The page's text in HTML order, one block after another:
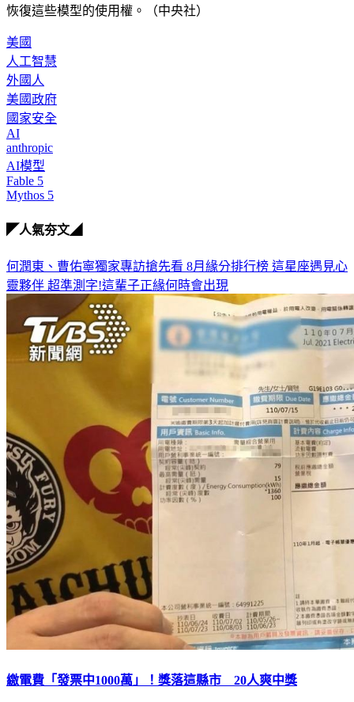
恢復這些模型的使用權。（中央社）
美國
人工智慧
外國人
美國政府
國家安全
AI
anthropic
AI模型
Fable 5
Mythos 5
◤人氣夯文◢
何潤東、曹佑寧獨家專訪搶先看 8月緣分排行榜 這星座遇見心
靈夥伴 超準測字!這輩子正緣何時會出現
繳電費「發票中1000萬」！獎落這縣市 20人爽中獎